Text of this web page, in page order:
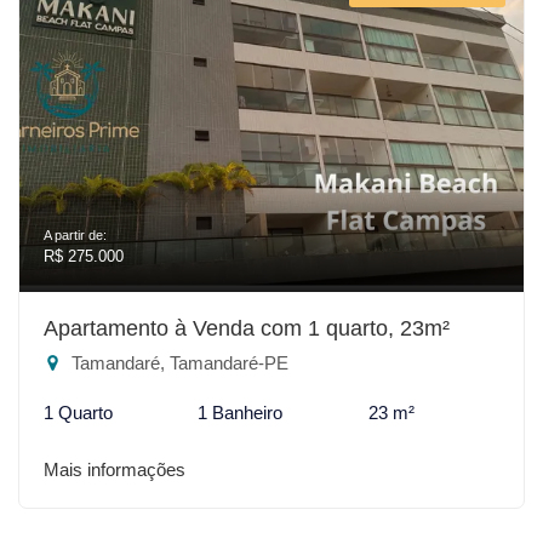
A partir de:
R$ 275.000
Apartamento à Venda com 1 quarto, 23m²
Tamandaré, Tamandaré-PE
1 Quarto 1 Banheiro 23 m²
Mais informações